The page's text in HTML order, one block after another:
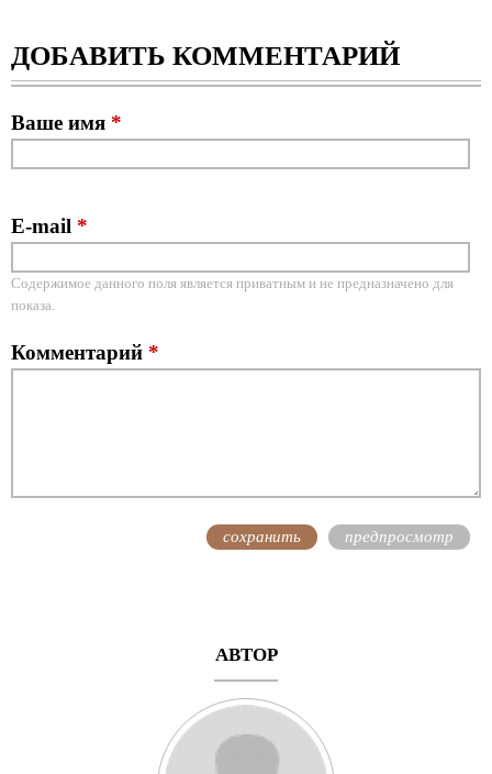
ДОБАВИТЬ КОММЕНТАРИЙ
Ваше имя *
E-mail *
Содержимое данного поля является приватным и не предназначено для
показа.
Комментарий *
АВТОР